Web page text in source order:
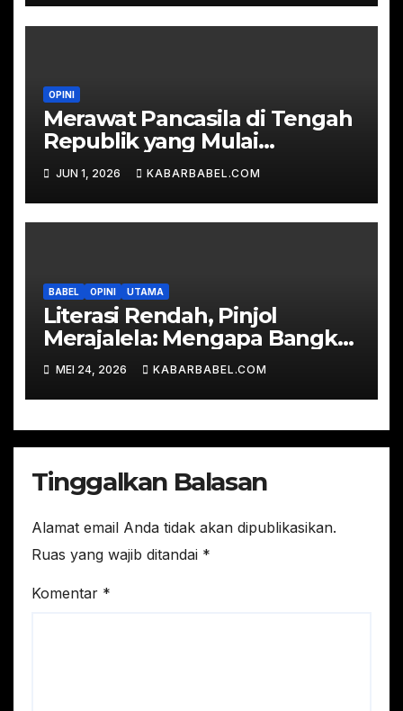
OPINI
Merawat Pancasila di Tengah
Republik yang Mulai
Kehilangan Arah
JUN 1, 2026 KABARBABEL.COM
BABEL OPINI UTAMA
Literasi Rendah, Pinjol
Merajalela: Mengapa Bangka
Belitung Harus Bergerak
Sekarang
MEI 24, 2026 KABARBABEL.COM
Tinggalkan Balasan
Alamat email Anda tidak akan dipublikasikan.
Ruas yang wajib ditandai *
Komentar *